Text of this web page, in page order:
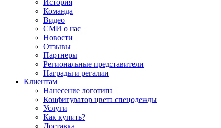
История
Команда
Видео
СМИ о нас
Новости
Отзывы
Партнеры
Региональные представители
Награды и регалии
Клиентам
Нанесение логотипа
Конфигуратор цвета спецодежды
Услуги
Как купить?
Доставка